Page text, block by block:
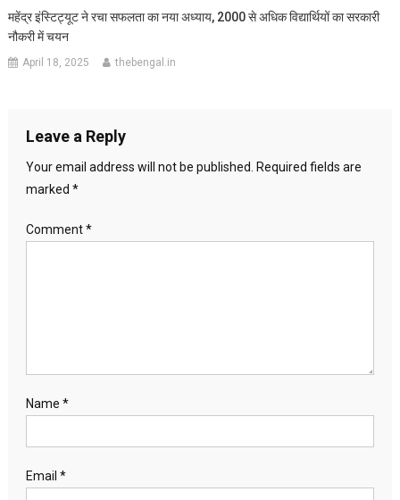
महेंद्र इंस्टिट्यूट ने रचा सफलता का नया अध्याय, 2000 से अधिक विद्यार्थियों का सरकारी
नौकरी में चयन
April 18, 2025 thebengal.in
Leave a Reply
Your email address will not be published.
Required fields are
marked *
Comment*
Name *
Email *